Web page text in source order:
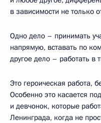
в зависимости не только
Одно дело – принимать
напрямую, вставать по
другое дело – работать в
Это героическая работа,
Особенно это касается
и девчонок, которые
Ленинграда, когда не